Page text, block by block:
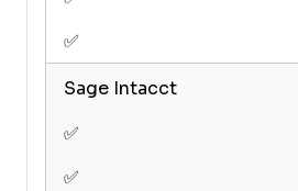
✅
Sage Intacct
✅
✅